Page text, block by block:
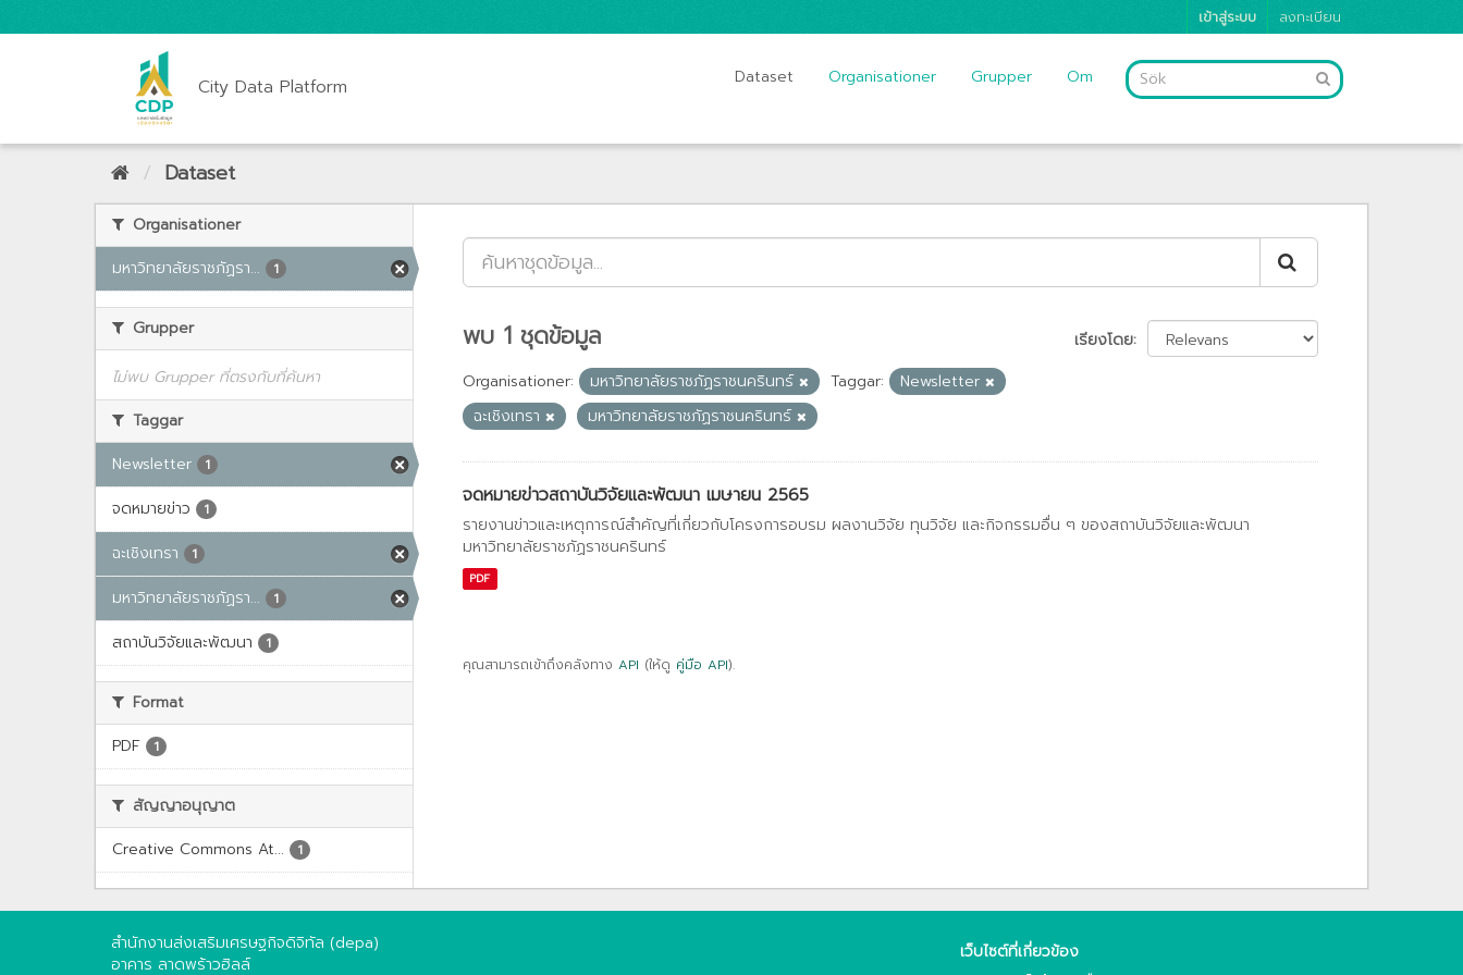
เข้าสู่ระบบ ลงทะเบียน
City Data Platform Dataset Organisationer Grupper Om
Dataset
Organisationer
มหาวิทยาลัยราชภัฏรา...
1
Grupper
ไม่พบ Grupper ที่ตรงกับที่ค้นหา
Taggar
Newsletter
1
จดหมายข่าว 1
ฉะเชิงเทรา 1
มหาวิทยาลัยราชภัฏรา... 1
สถาบันวิจัยและพัฒนา 1
Format
PDF
1
สัญญาอนุญาต
Creative Commons At...
1
เรียงโดย
พบ 1 ชุดข้อมูล
Organisationer: มหาวิทยาลัยราชภัฏราชนครินทร์ Taggar:
Newsletter
ฉะเชิงเทรา
มหาวิทยาลัยราชภัฏราชนครินทร์
จดหมายข่าวสถาบันวิจัยและพัฒนา เมษายน 2565
รายงานข่าวและเหตุการณ์สำคัญที่เกี่ยวกับโครงการอบรม ผลงานวิจัย ทุนวิจัย และกิจกรรมอื่น ๆ ของสถาบันวิจัยและพัฒนา
มหาวิทยาลัยราชภัฏราชนครินทร์
PDF
คุณสามารถเข้าถึงคลังทาง API (ให้ดู คู่มือ API).
สำนักงานส่งเสริมเศรษฐกิจดิจิทัล (depa)
อาคาร ลาดพร้าวฮิลล์
เว็บไซต์ที่เกี่ยวข้อง